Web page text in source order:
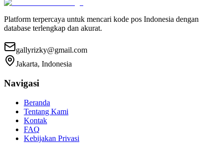
Platform terpercaya untuk mencari kode pos Indonesia dengan
database terlengkap dan akurat.
gallyrizky@gmail.com
Jakarta, Indonesia
Navigasi
Beranda
Tentang Kami
Kontak
FAQ
Kebijakan Privasi